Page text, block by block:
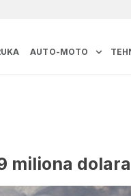
AUTO-MOTO
miliona dolara